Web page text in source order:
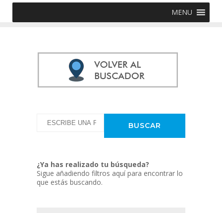
MENU
¿Ya has realizado tu búsqueda?
Sigue añadiendo filtros aquí para encontrar lo
que estás buscando.